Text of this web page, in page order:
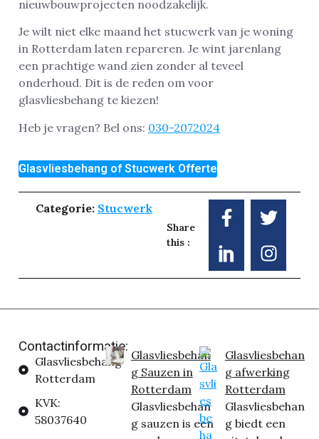
nieuwbouwprojecten noodzakelijk.
Je wilt niet elke maand het stucwerk van je woning
in Rotterdam laten repareren. Je wint jarenlang
een prachtige wand zien zonder al teveel
onderhoud. Dit is de reden om voor
glasvliesbehang te kiezen!
Heb je vragen? Bel ons: 030-2072024
Glasvliesbehang of Stucwerk Offerte
Categorie: Stucwerk
Share
this :
Contactinformatie:
Glasvliesbehang
Rotterdam
KVK:
58037640
Glasvliesbehan
g Sauzen in
Rotterdam
Glasvliesbehan
g sauzen is een
Glasvliesbehan
g afwerking
Rotterdam
Glasvliesbehan
g biedt een